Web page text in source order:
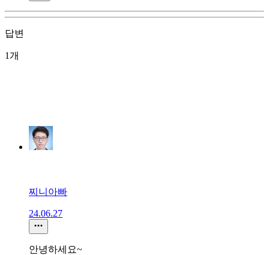
답변
1개
찌니아빠
24.06.27
안녕하세요~